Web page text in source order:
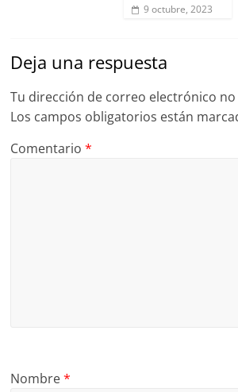
9 octubre, 2023
Deja una respuesta
Tu dirección de correo electrónico
Los campos obligatorios están
Comentario*
Nombre*